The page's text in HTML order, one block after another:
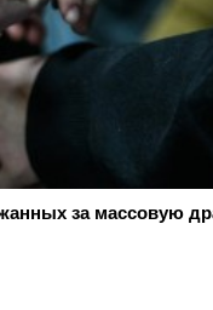
за массовую